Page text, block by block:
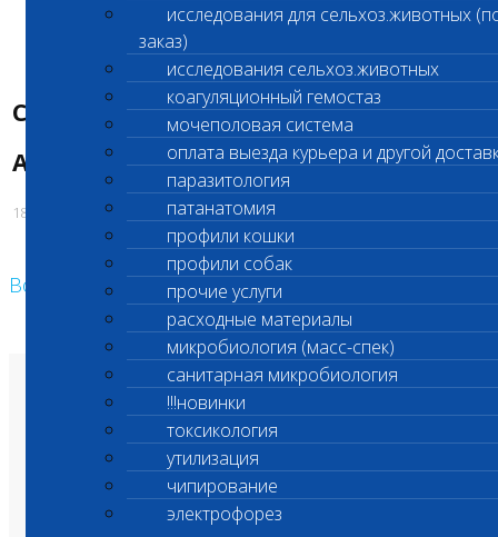
исследования для сельхоз.животных
заказ)
исследования сельхоз.животных
коагуляционный гемостаз
мочеполовая система
оплата выезда курьера и другой
паразитология
патанатомия
профили кошки
профили собак
прочие услуги
расходные материалы
микробиология (масс-спек)
санитарная микробиология
!!!новинки
токсикология
утилизация
чипирование
электрофорез
Просим планировать ваш визит в
дневное время.
С уважением,
Администрация «Шанс Био»
18.06.2025
Возврат к списку
О лаборатории
Анализы и цены
Ветеринарные центры
Владельцам
Врачам и клиникам
Бланки лаборатории
Банк донорской крови
Адреса лабораторий